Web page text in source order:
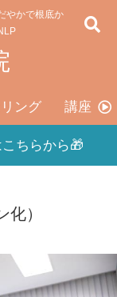
やかで根底か
ング 講座料
ちらから🎁
）